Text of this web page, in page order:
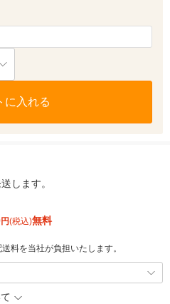
に入れる
します。
円(税込)無料
料を当社が負担いたします。